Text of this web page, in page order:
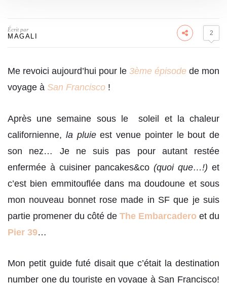
Écrit par
MAGALI 2
Me revoici aujourd’hui pour le 3ème épisode de mon
voyage à San Francisco !
Après une semaine sous le soleil et la chaleur
californienne, la pluieest venue pointer le bout de
son nez… Je ne suis pas pour autant restée
enfermée à cuisiner pancakes&co (quoi que…!) et
c’est bien emmitouflée dans ma doudoune et sous
mon nouveau bonnet rose made in SF que je suis
partie promener du côté de The Embarcadero et du
Pier 39…
Mon petit guide futé disait que c’était la destination
number one du touriste en voyage à San Francisco!